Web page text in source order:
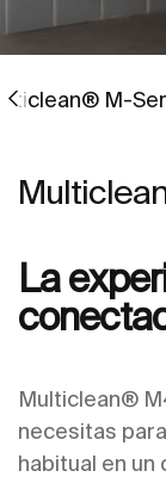
Ir a M-
La
Multiclean®
necesitas
habitual en